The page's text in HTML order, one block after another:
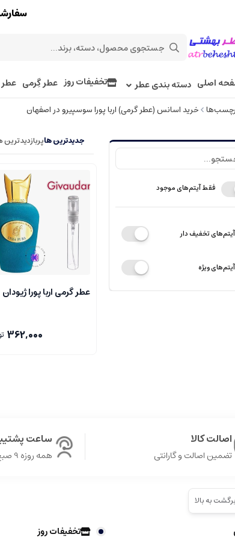
اصلی دسته بندی عطر تخفیفات روز عطر گِرمی عطر
خرید اسانس (عطر گرمی) اربا پورا سوسپیرو در اصفهان
فقط آیتم‌های موجود
تخفیف دار
ویژه
جدیدترین هاپربازدیدترین
عطر گرمی اربا پورا ژیودان
362,000
اصالت کالا
تضمین اصالت و گارانتی
ساعت
همه روزه 9 صبح تا 9 شب
برگشت به بالا
تخفیفات روز